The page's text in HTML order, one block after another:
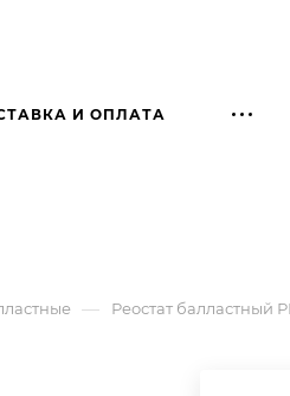
И ОПЛАТА
— Реостат балластный